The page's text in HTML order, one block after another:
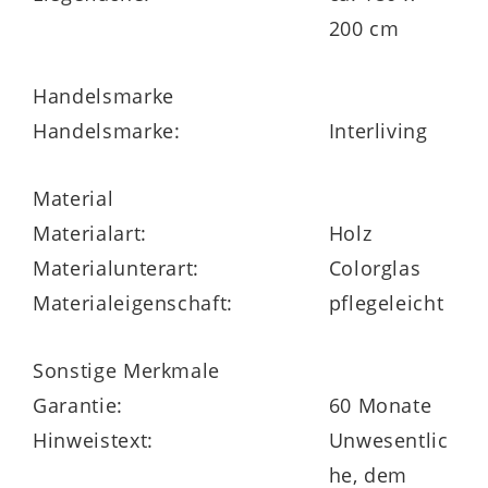
statt Siena ist auch Magnolie als hellere
umfassendes, individuell planbares
Schlafmöbelprogramm, zu dem
Nachtkonsolen sowie weitere Beimöbel in
diversen Größen und mit variierenden
Details gehören.
200 cm
Handelsmarke
Handelsmarke:
Interliving
Material
Materialart:
Holz
Materialunterart:
Colorglas
Materialeigenschaft:
pflegeleicht
Sonstige Merkmale
Garantie:
60 Monate
Hinweistext:
Unwesentlic
he, dem